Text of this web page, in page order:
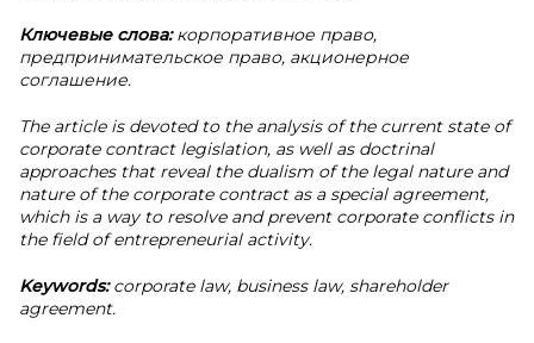
Ключевые слова:корпоративное право,
предпринимательское право, акционерное
соглашение.
The article is devoted to the analysis of the current state of
corporate contract legislation, as well as doctrinal
approaches that reveal the dualism of the legal nature and
nature of the corporate contract as a special agreement,
which is a way to resolve and prevent corporate conflicts in
the field of entrepreneurial activity.
Keywords:corporate law, business law, shareholder
agreement.